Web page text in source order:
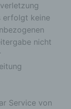
erfolgt keine
nicht
Service von
im Sinne
die
den
zu
nicht bei
seine